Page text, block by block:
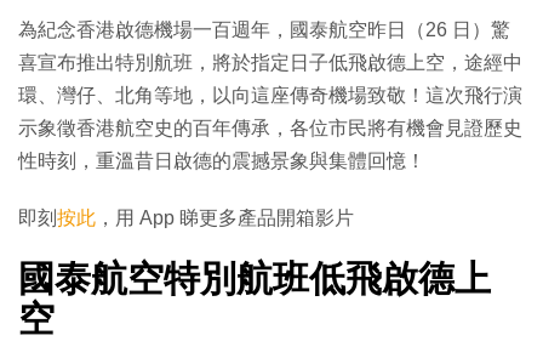
為紀念香港啟德機場一百週年，國泰航空昨日（26 日）驚
喜宣布推出特別航班，將於指定日子低飛啟德上空，途經中
環、灣仔、北角等地，以向這座傳奇機場致敬！這次飛行演
示象徵香港航空史的百年傳承，各位市民將有機會見證歷史
性時刻，重溫昔日啟德的震撼景象與集體回憶！
即刻 按此 ，用 App 睇更多產品開箱影片
國泰航空特別航班低飛啟德上
空